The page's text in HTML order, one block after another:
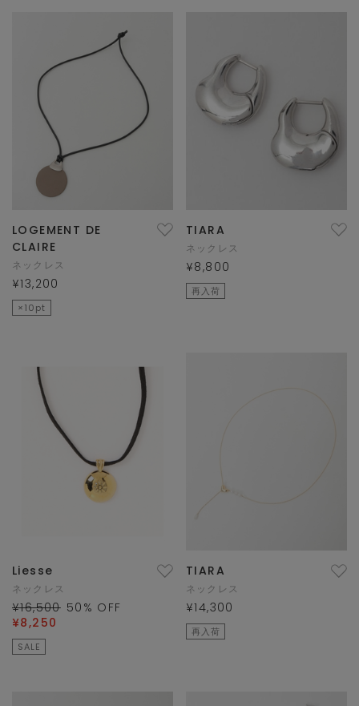
LOGEMENT DE
CLAIRE
ネックレス
¥13,200
×10pt
TIARA
ネックレス
¥8,800
再入荷
Liesse
ネックレス
¥16,500 50 % OFF
¥8,250
SALE
TIARA
ネックレス
¥14,300
再入荷